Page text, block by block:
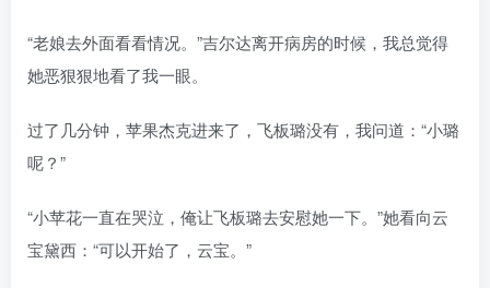
“老娘去外面看看情况。”吉尔达离开病房的时候，我总觉得
她恶狠狠地看了我一眼。
过了几分钟，苹果杰克进来了，飞板璐没有，我问道：“小璐
呢？”
“小苹花一直在哭泣，俺让飞板璐去安慰她一下。”她看向云
宝黛西：“可以开始了，云宝。”